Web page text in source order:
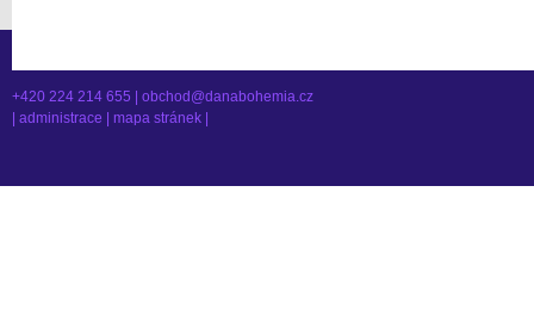
+420 224 214 655 | obchod@danabohemia.cz
administrace mapa stránek|